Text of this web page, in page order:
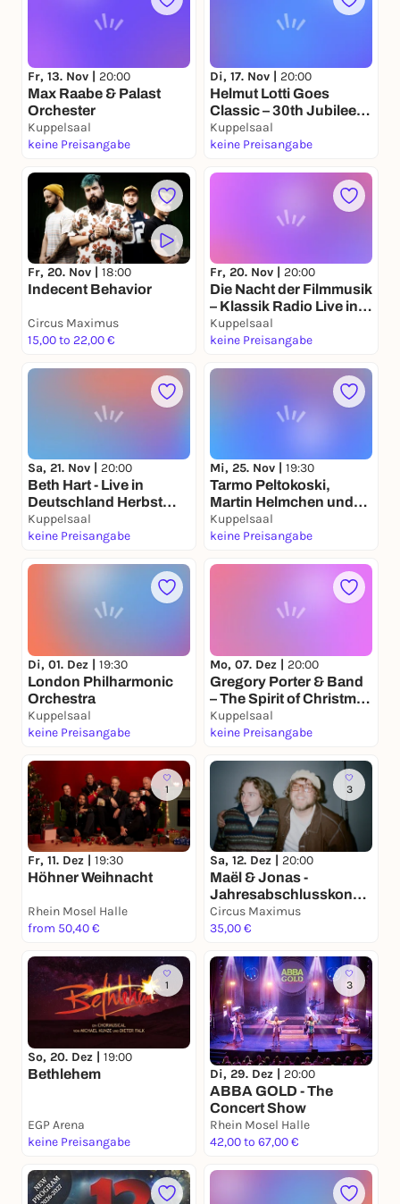
Fr, 13. Nov | 20:00
Max Raabe & Palast
Orchester
Kuppelsaal
keine Preisangabe
Di, 17. Nov | 20:00
Helmut Lotti Goes
Classic – 30th Jubilee
Edition
Kuppelsaal
keine Preisangabe
Fr, 20. Nov | 18:00
Indecent Behavior
Circus Maximus
15,00 to 22,00 €
Fr, 20. Nov | 20:00
Die Nacht der Filmmusik
– Klassik Radio Live in
Concert
Kuppelsaal
keine Preisangabe
Sa, 21. Nov | 20:00
Beth Hart - Live in
Deutschland Herbst
2026
Kuppelsaal
keine Preisangabe
Mi, 25. Nov | 19:30
Tarmo Peltokoski,
Martin Helmchen und
das Hong Kong
Philharmonic Orchestra
Kuppelsaal
keine Preisangabe
Di, 01. Dez | 19:30
London Philharmonic
Orchestra
Kuppelsaal
keine Preisangabe
Mo, 07. Dez | 20:00
Gregory Porter & Band
– The Spirit of Christmas
Tour
Kuppelsaal
keine Preisangabe
1
Fr, 11. Dez | 19:30
Höhner Weihnacht
Rhein Mosel Halle
from 50,40 €
3
Sa, 12. Dez | 20:00
Maël & Jonas -
Jahresabschlusskonze
rt
Circus Maximus
35,00 €
1
So, 20. Dez | 19:00
Bethlehem
EGP Arena
keine Preisangabe
3
Di, 29. Dez | 20:00
ABBA GOLD - The
Concert Show
Rhein Mosel Halle
42,00 to 67,00 €